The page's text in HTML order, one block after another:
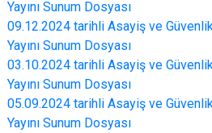
Yayını Sunum Dosyası
09.12.2024 tarihli Asayiş ve
Yayını Sunum Dosyası
03.10.2024 tarihli Asayiş ve
Yayını Sunum Dosyası
05.09.2024 tarihli Asayiş ve
Yayını Sunum Dosyası